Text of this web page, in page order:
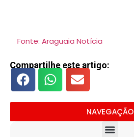
Fonte: Araguaia Notícia
Compartilhe este artigo:
NAVEGAÇÃO